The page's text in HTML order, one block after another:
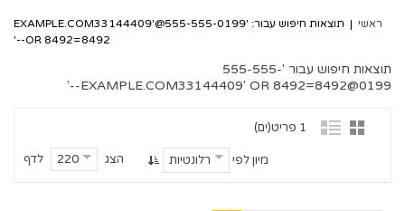
ראשי | תוצאות חיפוש עבור: '555-555-0199@EXAMPLE.COM33144409
'
OR 8492=8492--'
תוצאות חיפוש עבור '555-555-
0199@EXAMPLE.COM33144409
' OR 8492=8492--'
1 פריט(ים)
הצג 220 לדף מיון לפי רלונטיות